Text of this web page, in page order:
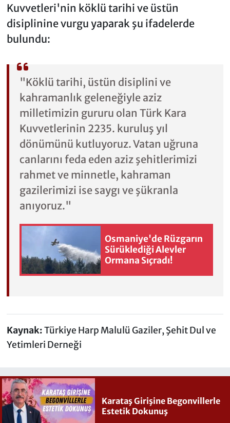
Kuvvetleri'nin köklü tarihi ve üstün
disiplinine vurgu yaparak şu ifadelerde
bulundu:
"Köklü tarihi, üstün disiplini ve
kahramanlık geleneğiyle aziz
milletimizin gururu olan Türk Kara
Kuvvetlerinin 2235. kuruluş yıl
dönümünü kutluyoruz. Vatan uğruna
canlarını feda eden aziz şehitlerimizi
rahmet ve minnetle, kahraman
gazilerimizi ise saygı ve şükranla
anıyoruz."
Osmaniye'de Rüzgarın
Sürüklediği Alevler
Ormana Sıçradı!
Kaynak:Türkiye Harp Malulü Gaziler, Şehit Dul ve
Yetimleri Derneği
Karataş Girişine Begonvillerle
Estetik Dokunuş